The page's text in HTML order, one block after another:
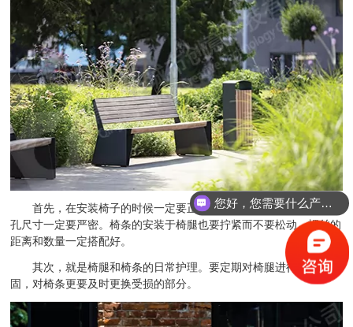
首先，在安装椅子的时候一定要正确合理的摆放，接地螺丝及地
孔尺寸一定要严密。椅条的安装于椅腿也要拧紧而不要松动。螺丝的
距离和数量一定搭配好。
其次，就是椅腿和椅条的日常护理。要定期对椅腿进行补漆和加
固，对椅条更要及时更换受损的部分。
您好，您需要什么产品？